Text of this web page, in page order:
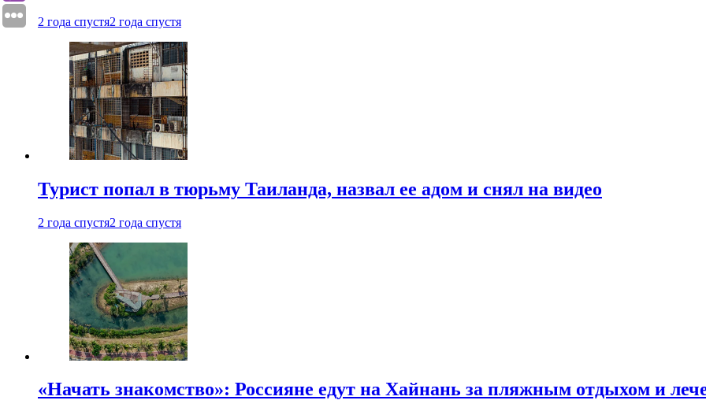
2 года спустя2 года спустя
Турист попал в тюрьму Таиланда, назвал ее адом и снял на видео
2 года спустя2 года спустя
«Начать знакомство»: Россияне едут на Хайнань за пляжным отдыхом и